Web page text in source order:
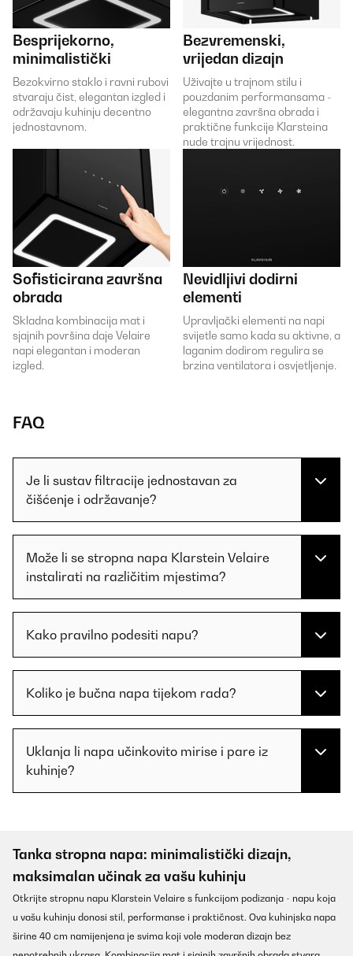
Besprijekorno,
minimalistički
Bezokvirno staklo i ravni rubovi
stvaraju čist, elegantan izgled i
održavaju kuhinju decentno
jednostavnom.
Bezvremenski,
vrijedan dizajn
Uživajte u trajnom stilu i
pouzdanim performansama -
elegantna završna obrada i
praktične funkcije Klarsteina
nude trajnu vrijednost.
Sofisticirana završna
obrada
Skladna kombinacija mat i
sjajnih površina daje Velaire
napi elegantan i moderan
izgled.
Nevidljivi dodirni
elementi
Upravljački elementi na napi
svijetle samo kada su aktivne, a
laganim dodirom regulira se
brzina ventilatora i osvjetljenje.
FAQ
Je li sustav filtracije jednostavan za
čišćenje i održavanje?
Može li se stropna napa Klarstein Velaire
instalirati na različitim mjestima?
Kako pravilno podesiti napu?
Koliko je bučna napa tijekom rada?
Uklanja li napa učinkovito mirise i pare iz
kuhinje?
Tanka stropna napa: minimalistički dizajn,
maksimalan učinak za vašu kuhinju
Otkrijte stropnu napu Klarstein Velaire s funkcijom podizanja - napu koja
u vašu kuhinju donosi stil, performanse i praktičnost. Ova kuhinjska napa
širine 40 cm namijenjena je svima koji vole moderan dizajn bez